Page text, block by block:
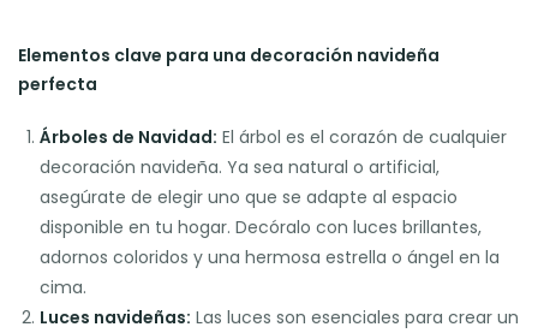
Elementos clave para una decoración navideña
perfecta
Árboles de Navidad: El árbol es el corazón de cualquier
decoración navideña. Ya sea natural o artificial,
asegúrate de elegir uno que se adapte al espacio
disponible en tu hogar. Decóralo con luces brillantes,
adornos coloridos y una hermosa estrella o ángel en la
cima.
Luces navideñas: Las luces son esenciales para crear un